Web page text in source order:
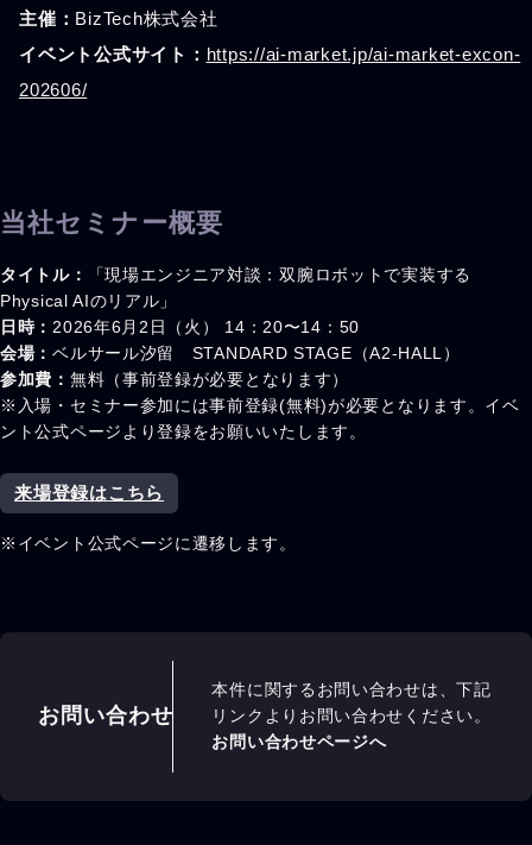
主催： ​BizTech株式会社
イベント公式サイト： https://ai-market.jp/ai-market-excon-
202606/
当社セミナー概要
タイトル：
「現場エンジニア対談：双腕ロボットで実装する
Physical AIのリアル」
日時： 2026年6月2日（火） 14：20〜14：50
会場：ベルサール汐留 STANDARD STAGE（A2-HALL）
参加費： 無料（事前登録が必要となります）
※入場・セミナー参加には事前登録(無料)が必要となります。イベ
ント公式ページより登録をお願いいたします。
来場登録はこちら
※イベント公式ページに遷移します。
お問い合わせ
本件に関するお問い合わせは、下記
リンクよりお問い合わせください。
お問い合わせページへ